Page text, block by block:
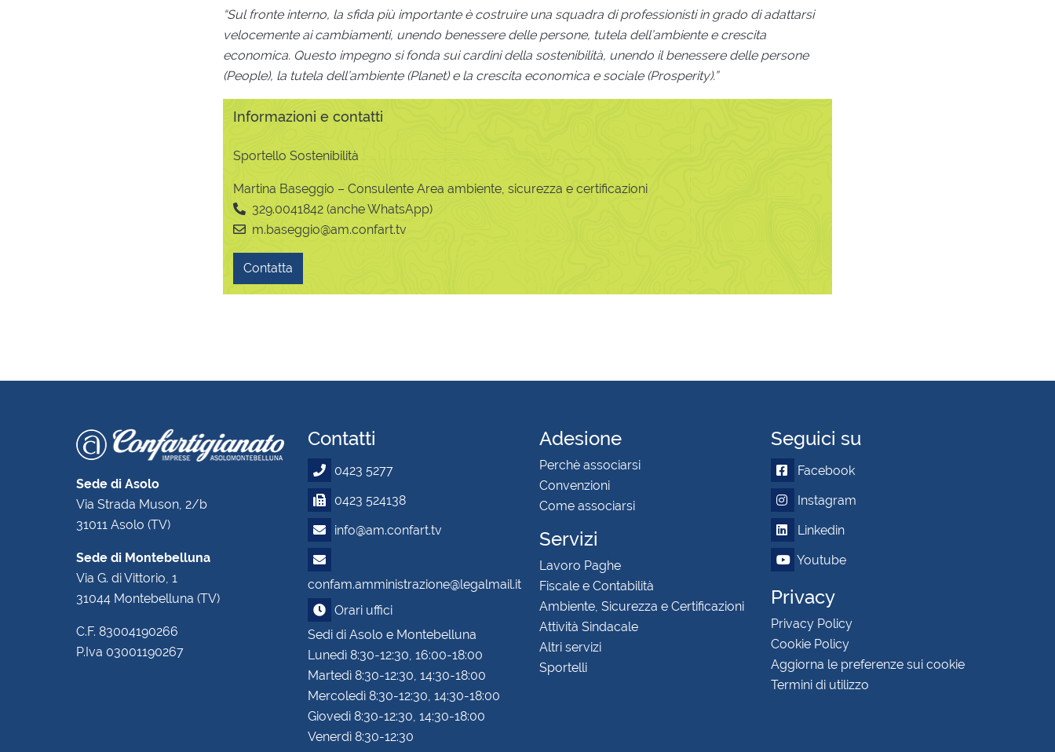
“Sul fronte interno, la sfida più importante è costruire una squadra di professionisti in grado di adattarsi
velocemente ai cambiamenti, unendo benessere delle persone, tutela dell’ambiente e crescita
economica. Questo impegno si fonda sui cardini della sostenibilità, unendo il benessere delle persone
(People), la tutela dell’ambiente (Planet) e la crescita economica e sociale (Prosperity).”
Informazioni e contatti
Sportello Sostenibilità
Martina Baseggio – Consulente Area ambiente, sicurezza e certificazioni
329.0041842 (anche WhatsApp)
m.baseggio@am.confart.tv
Contatta
Sede di Asolo
Via Strada Muson, 2/b
31011 Asolo (TV)
Sede di Montebelluna
Via G. di Vittorio, 1
31044 Montebelluna (TV)
C.F. 83004190266
P.Iva 03001190267
Contatti
0423 5277
0423 524138
info@am.confart.tv
confam.amministrazione@legalmail.it
Orari uffici
Sedi di Asolo e Montebelluna
Lunedì 8:30-12:30, 16:00-18:00
Martedì 8:30-12:30, 14:30-18:00
Mercoledì 8:30-12:30, 14:30-18:00
Giovedì 8:30-12:30, 14:30-18:00
Venerdì 8:30-12:30
Adesione
Perchè associarsi
Convenzioni
Come associarsi
Servizi
Lavoro Paghe
Fiscale e Contabilità
Ambiente, Sicurezza e Certificazioni
Attività Sindacale
Altri servizi
Sportelli
Seguici su
Facebook
Instagram
Linkedin
Youtube
Privacy
Privacy Policy
Cookie Policy
Aggiorna le preferenze sui cookie
Termini di utilizzo